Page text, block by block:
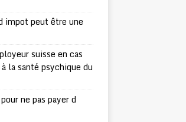
impot peut être une
suisse en cas
la santé psychique du
ne pas payer d